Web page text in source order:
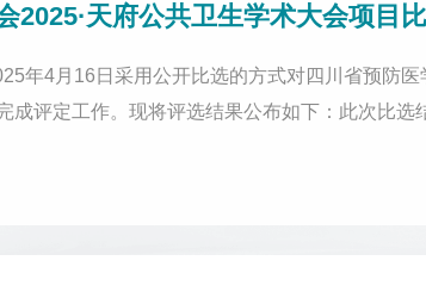
2025·天府公共卫生学术大会项目
年4月16日采用公开比选的方式对四川省预防
成评定工作。现将评选结果公布如下：此次比